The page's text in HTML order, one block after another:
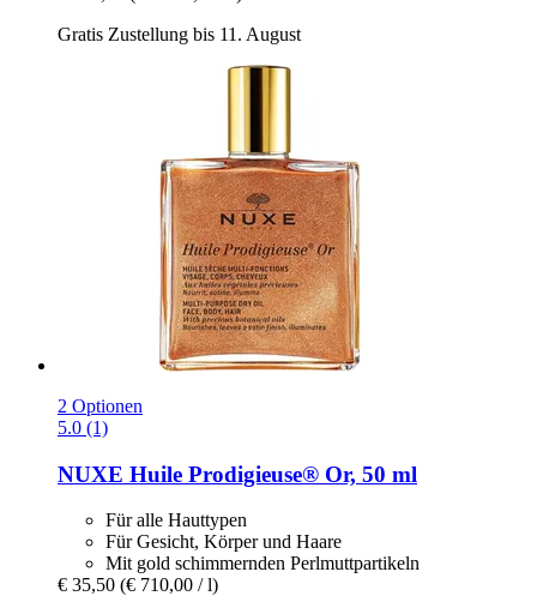
Gratis Zustellung bis 11. August
2 Optionen
5.0 (1)
NUXE Huile Prodigieuse® Or, 50 ml
Für alle Hauttypen
Für Gesicht, Körper und Haare
Mit gold schimmernden Perlmuttpartikeln
€ 35,50 (€ 710,00 / l)